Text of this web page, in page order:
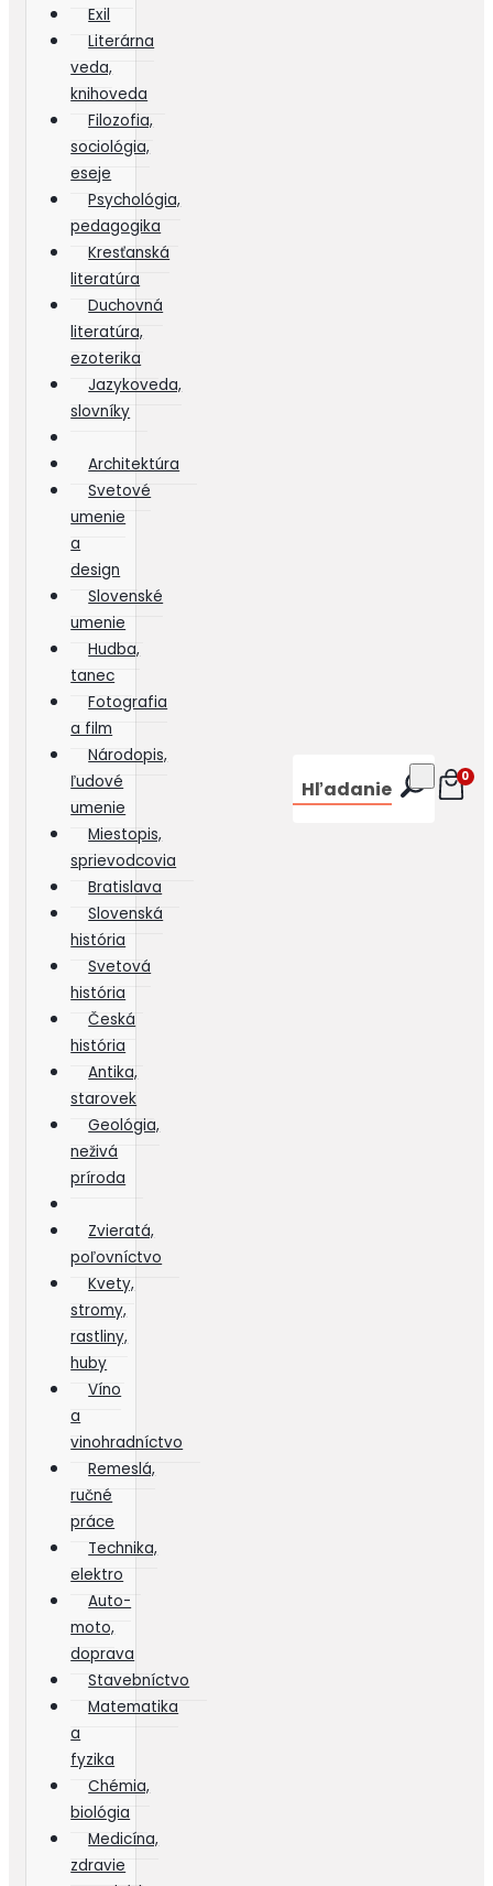
Exil
Literárna
veda,
knihoveda
Filozofia,
sociológia,
eseje
Psychológia,
pedagogika
Kresťanská
literatúra
Duchovná
literatúra,
ezoterika
Jazykoveda,
slovníky
Architektúra
Svetové
umenie
a
design
Slovenské
umenie
Hudba,
tanec
Fotografia
a film
Národopis,
ľudové
umenie
Miestopis,
sprievodcovia
Bratislava
Slovenská
história
Svetová
história
Česká
história
Antika,
starovek
Geológia,
neživá
príroda
Zvieratá,
poľovníctvo
Kvety,
stromy,
rastliny,
huby
Víno
a
vinohradníctvo
Remeslá,
ručné
práce
Technika,
elektro
Auto-
moto,
doprava
Stavebníctvo
Matematika
a
fyzika
Chémia,
biológia
Medicína,
zdravie
Hľadanie 0